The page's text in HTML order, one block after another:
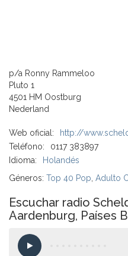
p/a Ronny Rammeloo
Pluto 1
4501 HM Oostburg
Nederland
Web oficial:
http://
Teléfono:
0117 383897
Idioma:
Holandés
Géneros: Top 40 Pop Adulto
Escuchar radio
Aardenburg, Países